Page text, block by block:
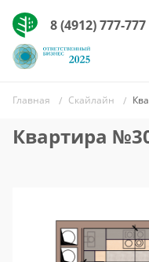
8 (4912) 777-777
Главная Скайлайн
Квартира